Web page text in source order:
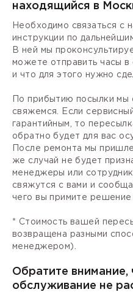
находящийся в
Необходимо связаться с
инструкции по
В ней мы
можете отправить часы в
и что для этого нужно
По прибытию посылки мы
свяжемся. Если
гарантийным, то
обратно будет для вас
После ремонта мы
же случай не будет
менеджеры или
свяжутся с вами и
чего вы примите решение
* Стоимость вашей
возвращена разными
менеджером).
Обратите внимание,
обслуживание не